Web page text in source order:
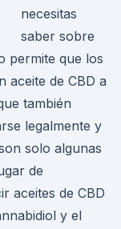
necesitas
saber sobre
permite que los
aceite de CBD a
también
legalmente y
solo algunas
de
aceites de CBD
y el